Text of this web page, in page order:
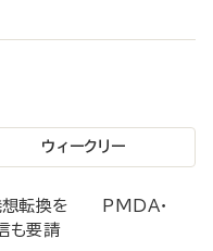
ウィークリー
想転換を PMDA・
も要請